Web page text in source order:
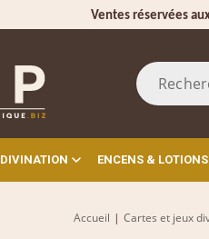
Ventes réservées
DIVINATION ENCENS & LOTIONS
Accueil | Cartes et jeux